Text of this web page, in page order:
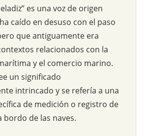
es una voz de origen
caído en desuso con el paso
que antiguamente era
relacionados con la
y el comercio marino.
un significado
intrincado y se refería a una
de medición o registro de
bordo de las naves.